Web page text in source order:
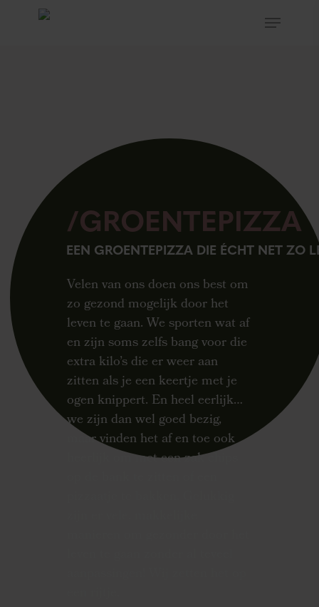
/GROENTEPIZZA
EEN GROENTEPIZZA DIE ÉCHT NET ZO
Velen van ons doen ons best om
zo gezond mogelijk door het
leven te gaan. We sporten wat af
en zijn soms zelfs bang voor die
extra kilo’s die er weer aan
zitten als je een keertje met je
ogen knippert. En heel eerlijk…
we zijn dan wel goed bezig,
maar vinden het af en toe ook
heerlijk om met een zak chips